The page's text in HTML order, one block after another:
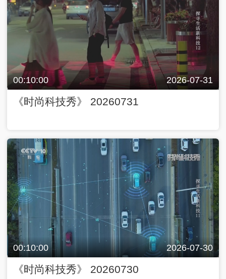
00:10:00 2026-07-31
《时尚科技秀》 20260731
00:10:00 2026-07-30
《时尚科技秀》 20260730